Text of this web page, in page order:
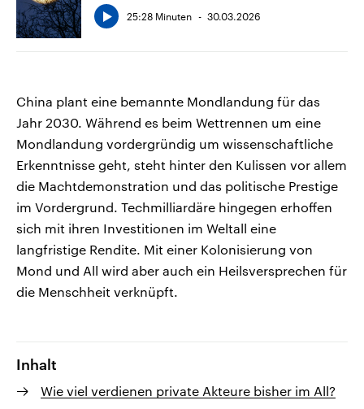
25:28 Minuten 30.03.2026
China plant eine bemannte Mondlandung für das
Jahr 2030. Während es beim Wettrennen um eine
Mondlandung vordergründig um wissenschaftliche
Erkenntnisse geht, steht hinter den Kulissen vor allem
die Machtdemonstration und das politische Prestige
im Vordergrund. Techmilliardäre hingegen erhoffen
sich mit ihren Investitionen im Weltall eine
langfristige Rendite. Mit einer Kolonisierung von
Mond und All wird aber auch ein Heilsversprechen für
die Menschheit verknüpft.
Inhalt
Wie viel verdienen private Akteure bisher im All?